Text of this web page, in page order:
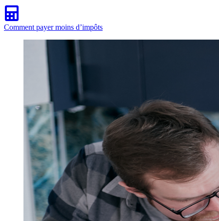
Comment payer moins d’impôts